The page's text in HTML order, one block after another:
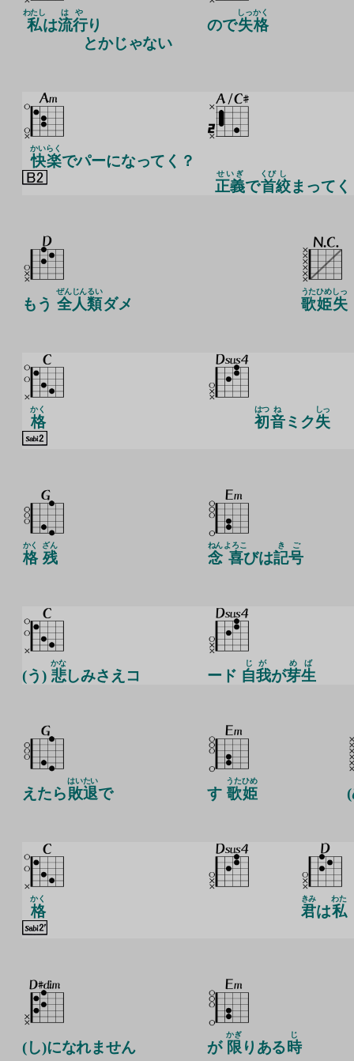
私
わたし
は流行
はや
り
とかじゃない
ので失
しっ
格
かく
快
かい
楽
らく
でパーになってく？
正義
せいぎ
で首
くび
絞
し
まってく
もう 全
ぜん
人類
じんるい
ダメ 歌
うた
姫
ひめ
失
しっ
格
かく
初
はつ
音
ね
ミク失
しっ
格
かく
残
ざん
念
ねん
喜
よろこ
びは記
き
号
ご
(う) 悲
かな
しみさえコ ード 自我
じが
が芽
め
生
ば
えたら敗
はい
退
たい
で す 歌
うた
姫
ひめ
格
かく
君
きみ
は私
わた
(し)になれません が 限
かぎ
りある 時
じ